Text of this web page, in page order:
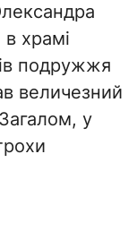
храмі
подружжя
величезний
у